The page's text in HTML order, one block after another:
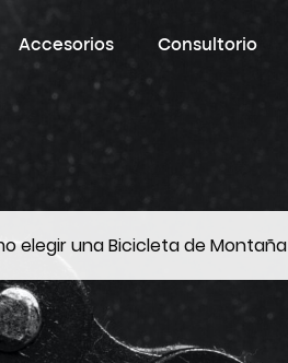
Accesorios Consultorio
elegir una Bicicleta de Montaña